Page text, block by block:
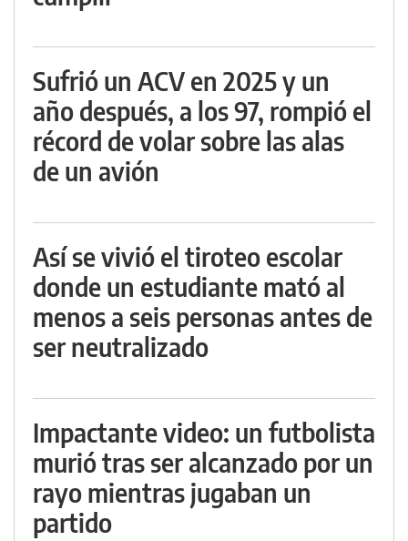
Sufrió un ACV en 2025 y un
año después, a los 97, rompió el
récord de volar sobre las alas
de un avión
Así se vivió el tiroteo escolar
donde un estudiante mató al
menos a seis personas antes de
ser neutralizado
Impactante video: un futbolista
murió tras ser alcanzado por un
rayo mientras jugaban un
partido